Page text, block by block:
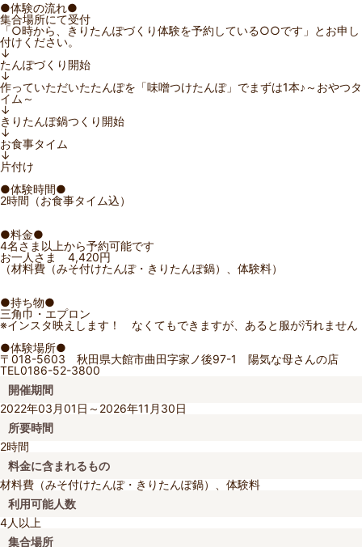
●体験の流れ●
集合場所にて受付
「○時から、きりたんぽづくり体験を予約している○○です」とお申し
付けください。
↓
たんぽづくり開始
↓
作っていただいたたんぽを「味噌つけたんぽ」でまずは1本♪～おやつタ
イム～
↓
きりたんぽ鍋つくり開始
↓
お食事タイム
↓
片付け
●体験時間●
2時間（お食事タイム込）
●料金●
4名さま以上から予約可能です
お一人さま 4,420円
（材料費（みそ付けたんぽ・きりたんぽ鍋）、体験料）
●持ち物●
三角巾・エプロン
※インスタ映えします！ なくてもできますが、あると服が汚れません
●体験場所●
〒018-5603 秋田県大館市曲田字家ノ後97-1 陽気な母さんの店
TEL0186-52-3800
開催期間
2022年03月01日～2026年11月30日
所要時間
2時間
料金に含まれるもの
材料費（みそ付けたんぽ・きりたんぽ鍋）、体験料
利用可能人数
4人以上
集合場所